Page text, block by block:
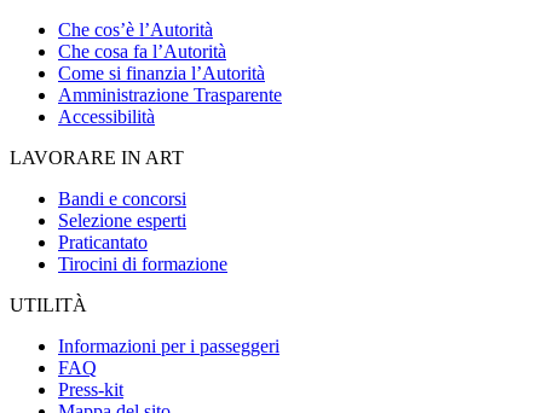
Che cos’è l’Autorità
Che cosa fa l’Autorità
Come si finanzia l’Autorità
Amministrazione Trasparente
Accessibilità
LAVORARE IN ART
Bandi e concorsi
Selezione esperti
Praticantato
Tirocini di formazione
UTILITÀ
Informazioni per i passeggeri
FAQ
Press-kit